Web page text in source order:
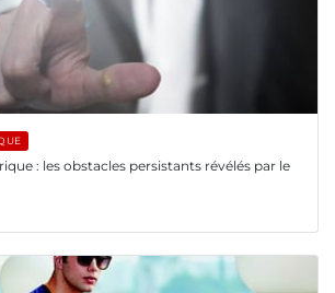
: les obstacles persistants révélés par le